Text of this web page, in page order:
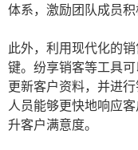
体系，激励团队成员积
此外，利用现代化的
键。纷享销客等工具
更新客户资料，并进
人员能够更快地响应
升客户满意度。